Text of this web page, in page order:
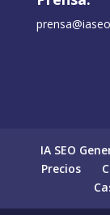
IA SEO
Precios